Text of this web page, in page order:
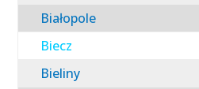
Białopole
Biecz
Bieliny